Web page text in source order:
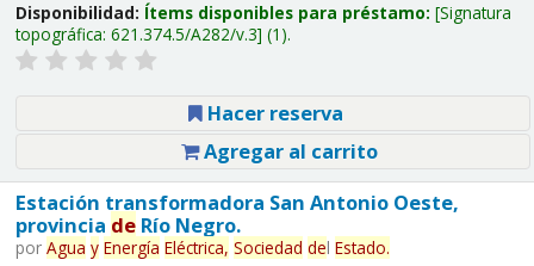
Disponibilidad: Ítems disponibles para préstamo: Signatura
topográfica: 621.374.5/A282/v.3 (1).
Hacer reserva
Agregar al carrito
Estación transformadora San Antonio Oeste,
provincia deRío Negro.
por Agua y Energía Eléctrica, Sociedad del Estado.